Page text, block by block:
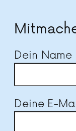
Dein Name
Deine E-